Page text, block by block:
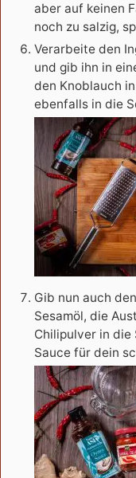
aber auf keinen
noch zu salzig,
Verarbeite den
und gib ihn in
den Knoblauch
ebenfalls in die
Gib nun auch
Sesamöl, die
Chilipulver in die
Sauce für dein